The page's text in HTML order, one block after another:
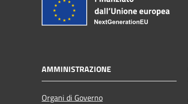
AMMINISTRAZIONE
Organi di Governo